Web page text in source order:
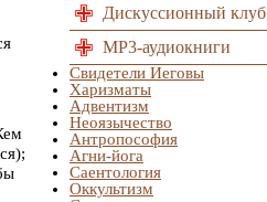
Дискуссионный клуб
MP3-аудиокниги
Свидетели Иеговы
Харизматы
Адвентизм
Неоязычество
Антропософия
Агни-йога
Саентология
Оккультизм